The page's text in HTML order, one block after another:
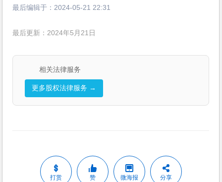
最后编辑于： 2024-05-21 22:31
最后更新：2024年5月21日
相关法律服务
更多股权法律服务 →
打赏 赞 微海报 分享